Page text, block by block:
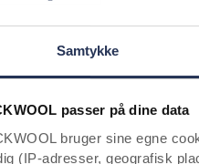
Samtykke
passer på dine data
bruger sine egne
(IP-adresser, geografisk
Certificeret® er
videnskabeligt baserede
at designe og fremstille
et sundt liv,
og bæredygtig fremtid.